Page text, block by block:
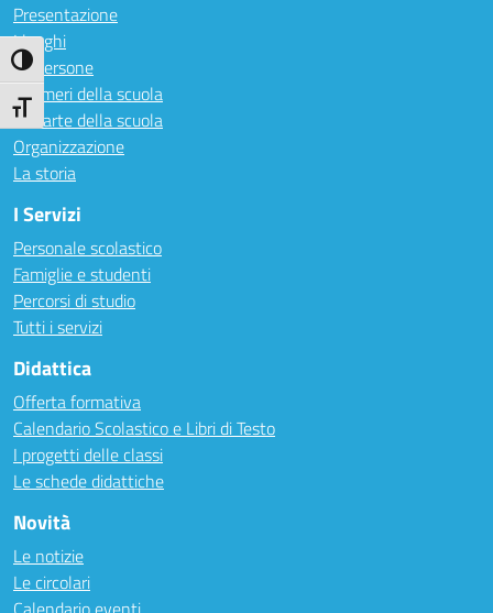
Attiva/disattiva alto contrasto
Attiva/disattiva dimensione testo
Presentazione
I luoghi
Le persone
I numeri della scuola
Le carte della scuola
Organizzazione
La storia
I Servizi
Personale scolastico
Famiglie e studenti
Percorsi di studio
Tutti i servizi
Didattica
Offerta formativa
Calendario Scolastico e Libri di Testo
I progetti delle classi
Le schede didattiche
Novità
Le notizie
Le circolari